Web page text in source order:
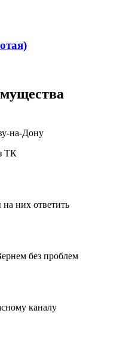
на-Дону
ТК
них ответить
без проблем
каналу